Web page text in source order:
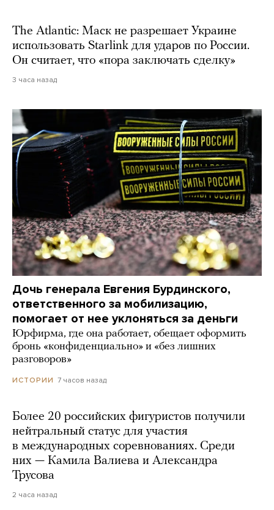
The Atlantic: Маск не разрешает Украине
использовать Starlink для ударов по России.
Он считает, что «пора заключать сделку»
3 часа назад
Дочь генерала Евгения Бурдинского,
ответственного за мобилизацию,
помогает от нее уклоняться за деньги
Юрфирма, где она работает, обещает оформить
бронь «конфиденциально» и «без лишних
разговоров»
ИСТОРИИ 7 часов назад
Более 20 российских фигуристов получили
нейтральный статус для участия
в международных соревнованиях. Среди
них — Камила Валиева и Александра
Трусова
2 часа назад